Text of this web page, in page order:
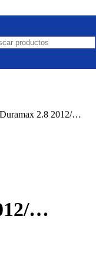
2.8 2012/…
…